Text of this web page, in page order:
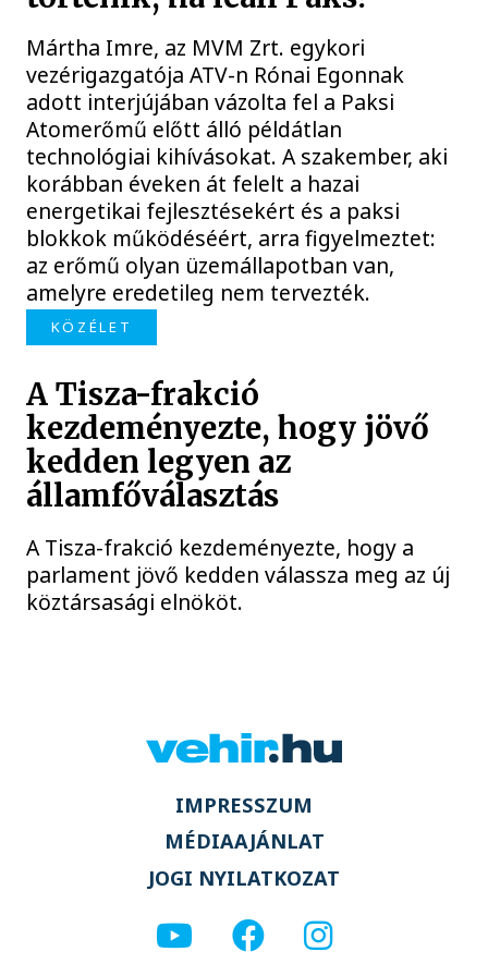
Mártha Imre, az MVM Zrt. egykori
vezérigazgatója ATV-n Rónai Egonnak
adott interjújában vázolta fel a Paksi
Atomerőmű előtt álló példátlan
technológiai kihívásokat. A szakember, aki
korábban éveken át felelt a hazai
energetikai fejlesztésekért és a paksi
blokkok működéséért, arra figyelmeztet:
az erőmű olyan üzemállapotban van,
amelyre eredetileg nem tervezték.
KÖZÉLET
A Tisza-frakció
kezdeményezte, hogy jövő
kedden legyen az
államfőválasztás
A Tisza-frakció kezdeményezte, hogy a
parlament jövő kedden válassza meg az új
köztársasági elnököt.
IMPRESSZUM
MÉDIAAJÁNLAT
JOGI NYILATKOZAT